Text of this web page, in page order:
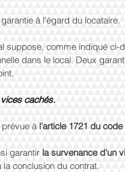
à l'égard du locataire.
suppose, comme indiqué
dans le local. Deux
cachés.
à l'article 1721 du
garantir la survenance d'un
la conclusion du contrat.